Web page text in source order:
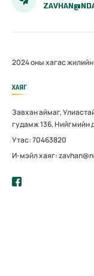
2024 оны хагас
ХАЯГ
Завхан аймаг,
гудамж 136, Нийгмийн
Утас: 70463820
И-мэйл хаяг: